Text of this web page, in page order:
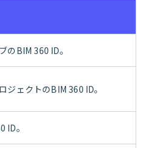
のBIM 360 ID。
ジェクトのBIM 360 ID。
ID。